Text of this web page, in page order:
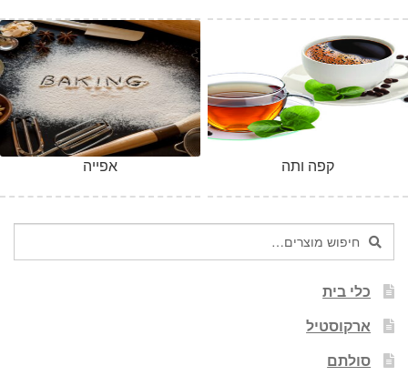
אפייה קפה ותה
חיפוש
עבור:
חיפוש
כלי בית
ארקוסטיל
סולתם